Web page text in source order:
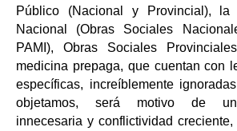
Público (Nacional y Provincial), la
Nacional (Obras Sociales
PAMI), Obras Sociales
medicina prepaga, que cuentan con
específicas, increíblemente
objetamos, será motivo de
innecesaria y conflictividad